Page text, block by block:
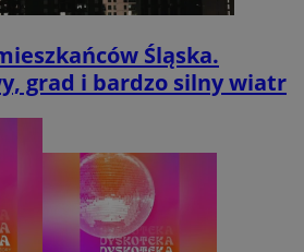
Śląska.
grad i bardzo silny wiatr